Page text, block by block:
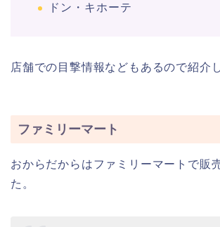
ドン・キホーテ
店舗での目撃情報などもあるので紹介
ファミリーマート
おからだからはファミリーマートで販
た。